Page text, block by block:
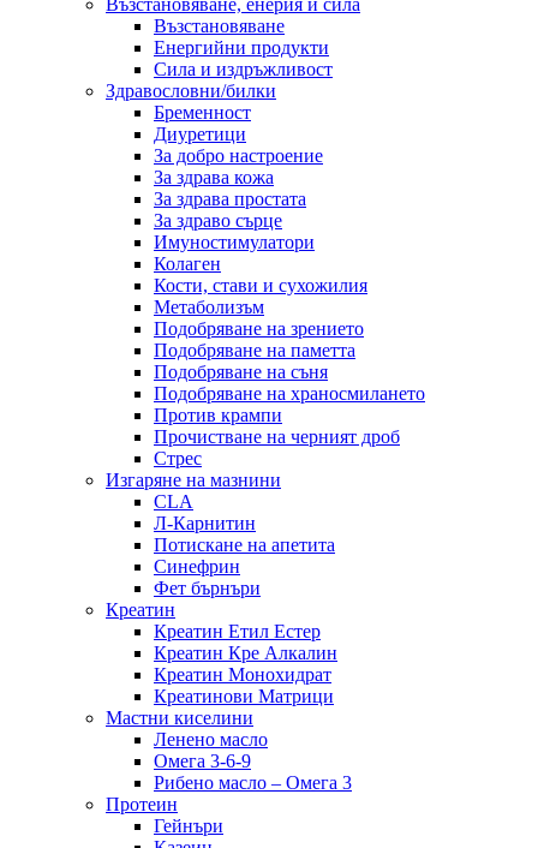
Възстановяване
Енергийни продукти
Сила и издръжливост
Здравословни/билки
Бременност
Диуретици
За добро настроение
За здрава кожа
За здрава простата
За здраво сърце
Имуностимулатори
Колаген
Кости, стави и сухожилия
Метаболизъм
Подобряване на зрението
Подобряване на паметта
Подобряване на съня
Подобряване на храносмилането
Против крампи
Прочистване на черният дроб
Стрес
Изгаряне на мазнини
CLA
Л-Карнитин
Потискане на апетита
Синефрин
Фет бърнъри
Креатин
Креатин Етил Естер
Креатин Кре Алкалин
Креатин Монохидрат
Креатинови Матрици
Мастни киселини
Ленено масло
Омега 3-6-9
Рибено масло – Омега 3
Протеин
Гейнъри